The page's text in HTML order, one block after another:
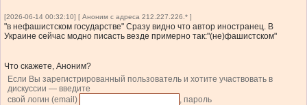
[2026-06-14 00:32:10] [ Аноним с адреса 212.227.226.* ]
"в нефашистском государстве" Сразу видно что автор иностранец. В
Украине сейчас модно писасть везде примерно так:"(не)фашистском"
Что скажете, Аноним?
Если Вы зарегистрированный пользователь и хотите участвовать в
дискуссии — введите
свой логин (email)
, пароль